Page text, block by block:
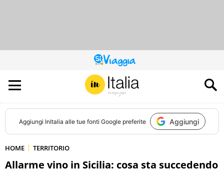
QUESTO
SITO
CONTRIBUISCE
ALL’AUDIENCE
DI
Aggiungi InItalia alle tue fonti Google preferite Aggiungi
HOME TERRITORIO
Allarme vino in Sicilia: cosa sta succedendo